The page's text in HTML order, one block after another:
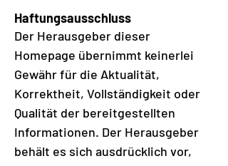
Haftungsausschluss
Der Herausgeber dieser
Homepage übernimmt keinerlei
Gewähr für die Aktualität,
Korrektheit, Vollständigkeit oder
Qualität der bereitgestellten
Informationen. Der Herausgeber
behält es sich ausdrücklich vor,